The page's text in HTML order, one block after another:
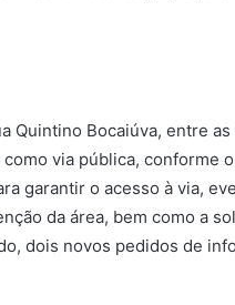
Bocaiúva, entre as
via pública, conforme
garantir o acesso à via,
da área, bem como a
dois novos pedidos de